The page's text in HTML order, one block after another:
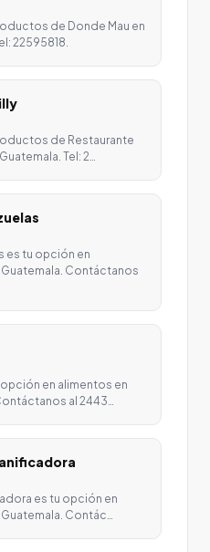
de Donde Mau en
22595818.
de Restaurante
Tel: 2…
es tu opción en
Contáctanos
en alimentos en
al 2443…
es tu opción en
Contác…